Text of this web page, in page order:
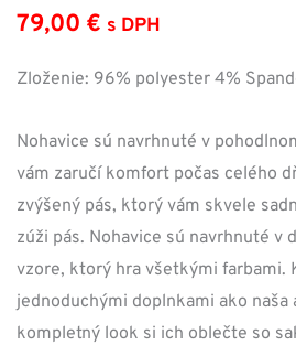
79,00 € s DPH
Zloženie: 96% polyester 4%
Nohavice sú navrhnuté v
vám zaručí komfort počas celého
zvýšený pás, ktorý vám skvele
zúži pás. Nohavice sú navrhnuté v
vzore, ktorý hra všetkými farbami.
jednoduchými doplnkami ako naša
kompletný look si ich oblečte so